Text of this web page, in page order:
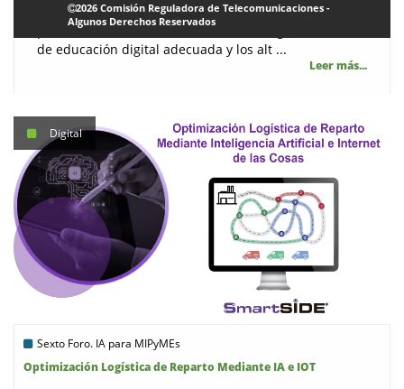
crucial pero menos discutido de lo que debería ser. A
pesar de los desafíos como la brecha digital, la falta
de educación digital adecuada y los alt ...
Leer más...
Digital
Sexto Foro. IA para MIPyMEs
Optimización Logística de Reparto Mediante IA e IOT
2026 Comisión Reguladora de Telecomunicaciones -
Algunos Derechos Reservados